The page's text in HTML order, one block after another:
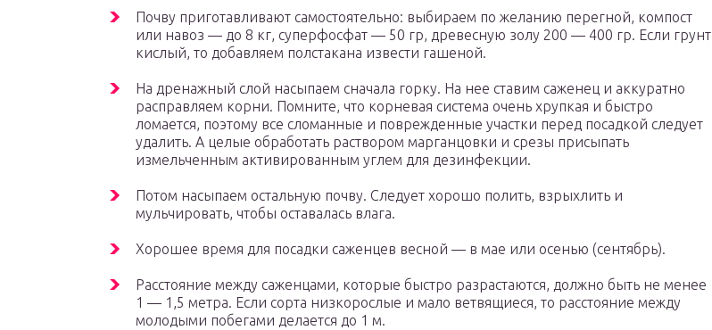
Почву приготавливают самостоятельно: выбираем по желанию перегной, компост
или навоз — до 8 кг, суперфосфат — 50 гр, древесную золу 200 — 400 гр. Если грунт
кислый, то добавляем полстакана извести гашеной.
На дренажный слой насыпаем сначала горку. На нее ставим саженец и аккуратно
расправляем корни. Помните, что корневая система очень хрупкая и быстро
ломается, поэтому все сломанные и поврежденные участки перед посадкой следует
удалить. А целые обработать раствором марганцовки и срезы присыпать
измельченным активированным углем для дезинфекции.
Потом насыпаем остальную почву. Следует хорошо полить, взрыхлить и
мульчировать, чтобы оставалась влага.
Хорошее время для посадки саженцев весной — в мае или осенью (сентябрь).
Расстояние между саженцами, которые быстро разрастаются, должно быть не менее
1 — 1,5 метра. Если сорта низкорослые и мало ветвящиеся, то расстояние между
молодыми побегами делается до 1 м.